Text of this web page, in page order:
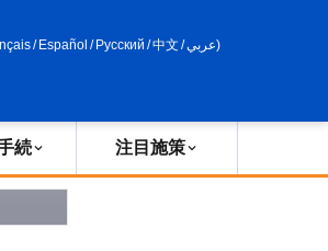
/ Español / Русский /中文 /عربي)
続 注目施策